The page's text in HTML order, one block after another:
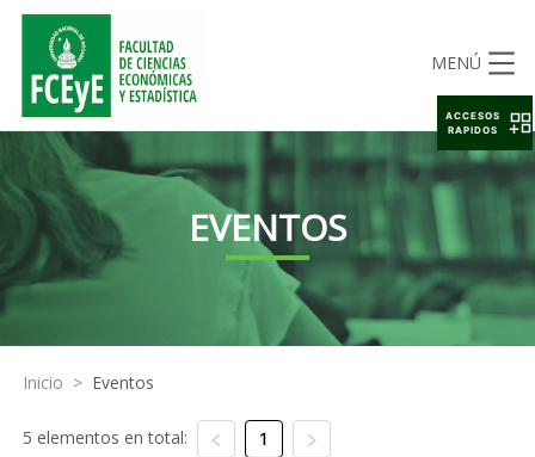
MENÚ
EVENTOS
Inicio > Eventos
5 elementos en total: 1
ACCESOS
RAPIDOS